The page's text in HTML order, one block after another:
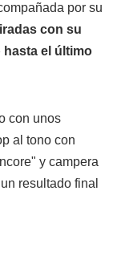
por su
con su
el último
con unos
al tono con
y campera
resultado final